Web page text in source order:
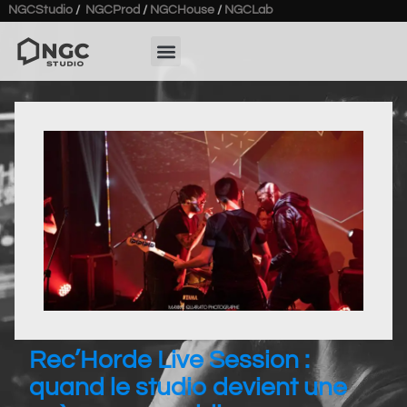
NGCStudio / NGCProd / NGCHouse / NGCLab
Rec’Horde Live Session :
quand le studio devient une